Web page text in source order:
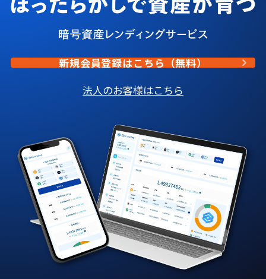
新規会員登録はこちら（無料）
法人のお客様はこちら